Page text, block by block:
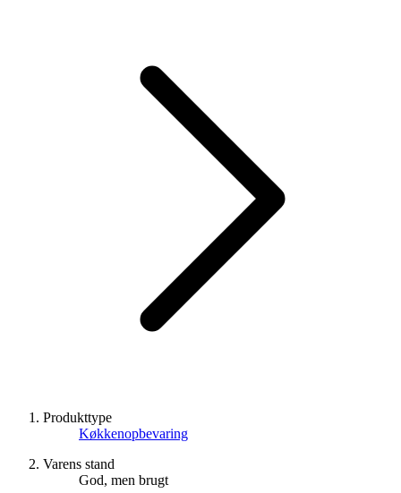
Produkttype
Køkkenopbevaring
Varens stand
God, men brugt